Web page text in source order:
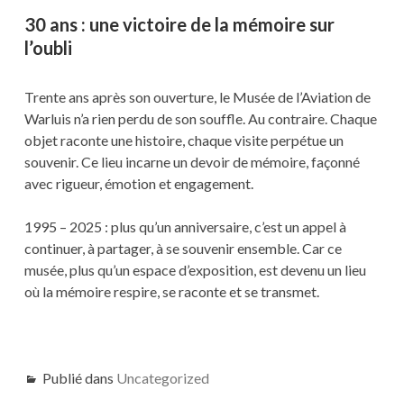
30 ans : une victoire de la mémoire sur
l’oubli
Trente ans après son ouverture, le Musée de l’Aviation de
Warluis n’a rien perdu de son souffle. Au contraire. Chaque
objet raconte une histoire, chaque visite perpétue un
souvenir. Ce lieu incarne un devoir de mémoire, façonné
avec rigueur, émotion et engagement.
1995 – 2025 : plus qu’un anniversaire, c’est un appel à
continuer, à partager, à se souvenir ensemble. Car ce
musée, plus qu’un espace d’exposition, est devenu un lieu
où la mémoire respire, se raconte et se transmet.
Publié dans Uncategorized